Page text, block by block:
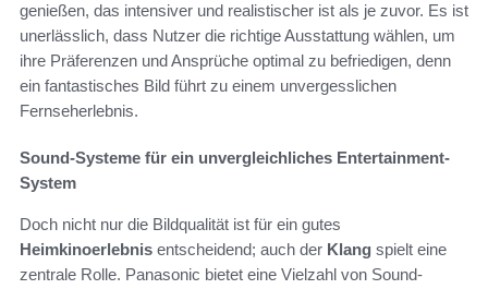
genießen, das intensiver und realistischer ist als je zuvor. Es ist
unerlässlich, dass Nutzer die richtige Ausstattung wählen, um
ihre Präferenzen und Ansprüche optimal zu befriedigen, denn
ein fantastisches Bild führt zu einem unvergesslichen
Fernseherlebnis.
Sound-Systeme für ein unvergleichliches Entertainment-
System
Doch nicht nur die Bildqualität ist für ein gutes
Heimkinoerlebnis entscheidend; auch der Klang spielt eine
zentrale Rolle. Panasonic bietet eine Vielzahl von Sound-